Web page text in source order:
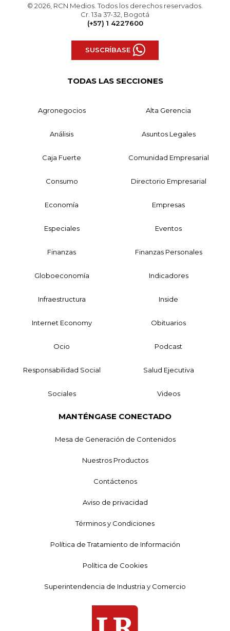
© 2026, RCN Medios. Todos los derechos reservados.
Cr. 13a 37-32, Bogotá
(+57) 1 4227600
SUSCRÍBASE
TODAS LAS SECCIONES
Agronegocios Alta Gerencia
Análisis Asuntos Legales
Caja Fuerte Comunidad Empresarial
Consumo Directorio Empresarial
Economía Empresas
Especiales Eventos
Finanzas Finanzas Personales
Globoeconomía Indicadores
Infraestructura Inside
Internet Economy Obituarios
Ocio Podcast
Responsabilidad Social Salud Ejecutiva
Sociales Videos
MANTÉNGASE CONECTADO
Mesa de Generación de Contenidos
Nuestros Productos
Contáctenos
Aviso de privacidad
Términos y Condiciones
Política de Tratamiento de Información
Política de Cookies
Superintendencia de Industria y Comercio